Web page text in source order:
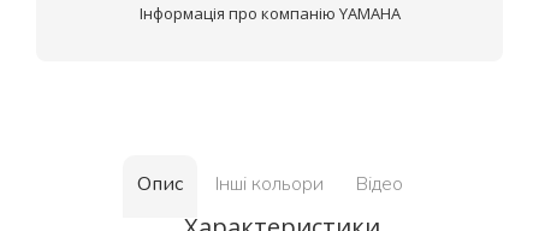
Інформація про компанію YAMAHA
Опис Інші кольори Відео